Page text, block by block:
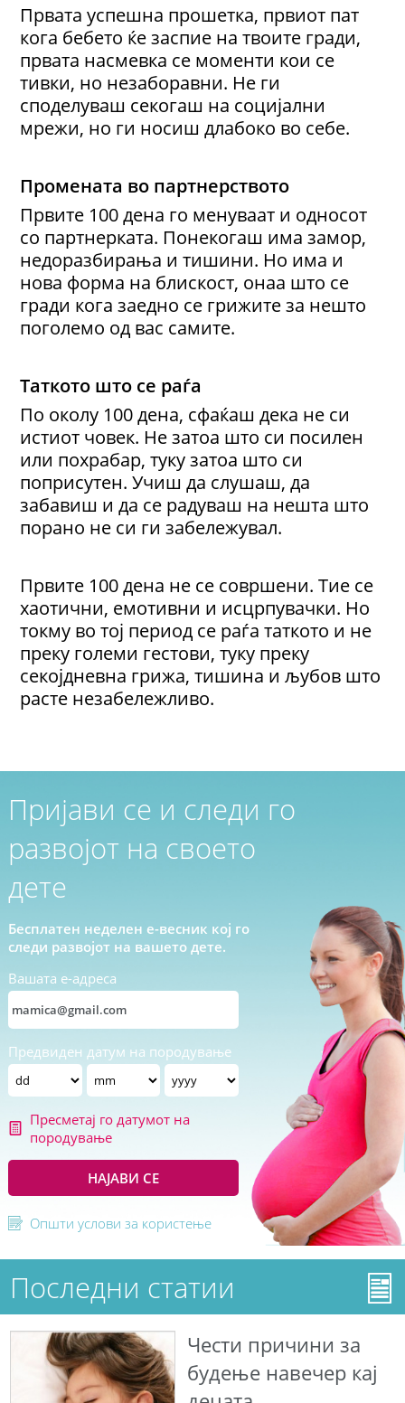
Првата успешна прошетка, првиот пат
кога бебето ќе заспие на твоите гради,
првата насмевка се моменти кои се
тивки, но незаборавни. Не ги
споделуваш секогаш на социјални
мрежи, но ги носиш длабоко во себе.
Промената во партнерството
Првите 100 дена го менуваат и односот
со партнерката. Понекогаш има замор,
недоразбирања и тишини. Но има и
нова форма на блискост, онаа што се
гради кога заедно се грижите за нешто
поголемо од вас самите.
Таткото што се раѓа
По околу 100 дена, сфаќаш дека не си
истиот човек. Не затоа што си посилен
или похрабар, туку затоа што си
поприсутен. Учиш да слушаш, да
забавиш и да се радуваш на нешта што
порано не си ги забележувал.
Првите 100 дена не се совршени. Тие се
хаотични, емотивни и исцрпувачки. Но
токму во тој период се раѓа таткото и не
преку големи гестови, туку преку
секојдневна грижа, тишина и љубов што
расте незабележливо.
Пријави се и следи го
развојот на своето
дете
Бесплатен неделен е-весник кој го
следи развојот на вашето дете.
Вашата е-адреса
Предвиден датум на породување
Пресметај го датумот на
породување
НАЈАВИ СЕ
Општи услови за користење
Последни статии
Чести причини за
будење навечер кај